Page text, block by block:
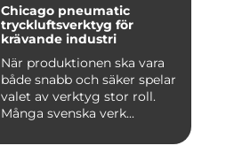
Chicago pneumatic
tryckluftsverktyg för
krävande industri
När produktionen ska vara
både snabb och säker spelar
valet av verktyg stor roll.
Många svenska verk...